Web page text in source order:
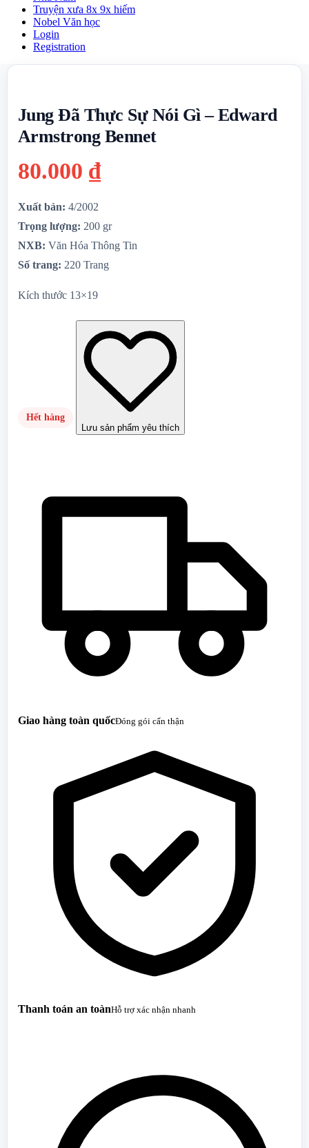
Truyện xưa 8x 9x hiếm
Nobel Văn học
Login
Registration
Jung Đã Thực Sự Nói Gì – Edward
Armstrong Bennet
80.000 ₫
Xuất bản: 4/2002
Trọng lượng: 200 gr
NXB: Văn Hóa Thông Tin
Số trang: 220 Trang
Kích thước 13×19
Hết hàng
Lưu sản phẩm yêu thích
Giao hàng toàn quốcĐóng gói cẩn thận
Thanh toán an toànHỗ trợ xác nhận nhanh